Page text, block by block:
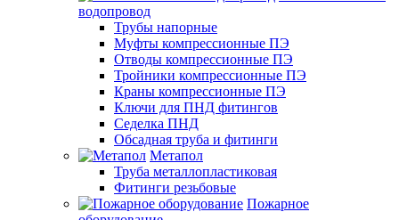
водопровод
Трубы напорные
Муфты компрессионные ПЭ
Отводы компрессионные ПЭ
Тройники компрессионные ПЭ
Краны компрессионные ПЭ
Ключи для ПНД фитингов
Седелка ПНД
Обсадная труба и фитинги
Метапол
Труба металлопластиковая
Фитинги резьбовые
Пожарное